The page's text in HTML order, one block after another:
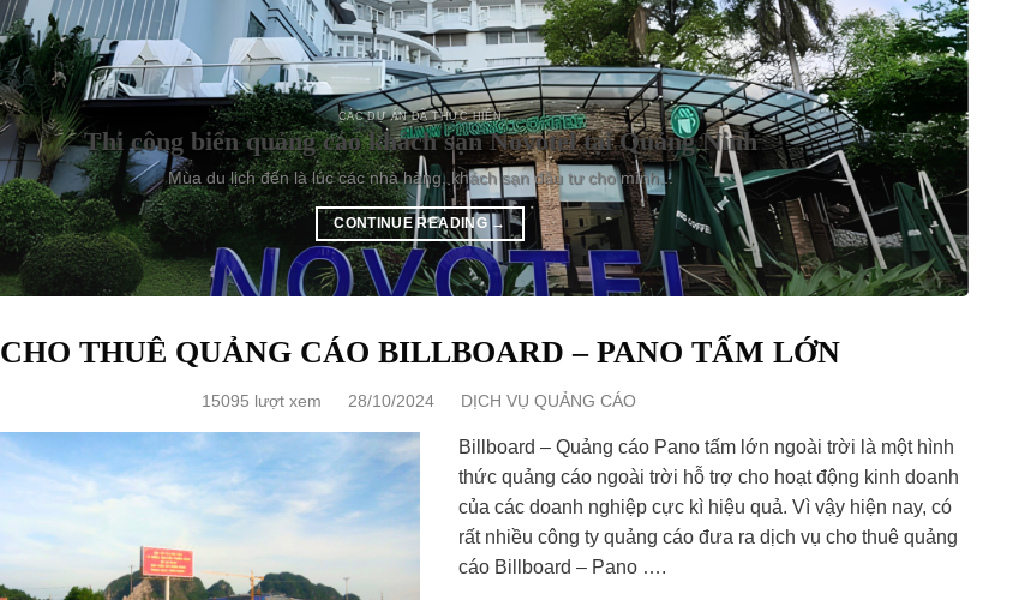
CÁC DỰ ÁN ĐÃ THỰC HIỆN
Thi công biển quảng cáo khách sạn Novotel tại Quảng Ninh
Mùa du lịch đến là lúc các nhà hàng, khách sạn đầu tư cho mình...
CONTINUE READING→
CHO THUÊ QUẢNG CÁO BILLBOARD – PANO TẤM LỚN
15095 lượt xem 28/10/2024 DỊCH VỤ QUẢNG CÁO
Billboard – Quảng cáo Pano tấm lớn ngoài trời là một hình
thức quảng cáo ngoài trời hỗ trợ cho hoạt động kinh doanh
của các doanh nghiệp cực kì hiệu quả. Vì vậy hiện nay, có
rất nhiều công ty quảng cáo đưa ra dịch vụ cho thuê quảng
cáo Billboard – Pano ….